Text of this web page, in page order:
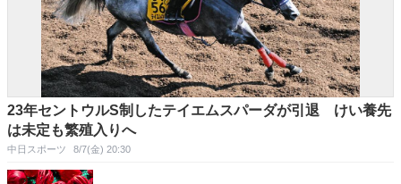
23年セントウルS制したテイエムスパーダが引退 けい養先
は未定も繁殖入りへ
中日スポーツ 8/7(金) 20:30